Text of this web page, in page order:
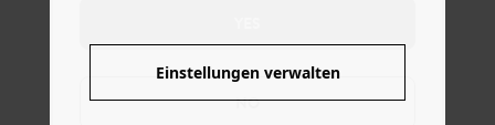
NO
Einstellungen verwalten